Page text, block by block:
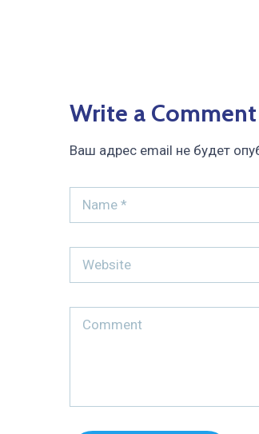
Write a Comment
Ваш адрес email не будет